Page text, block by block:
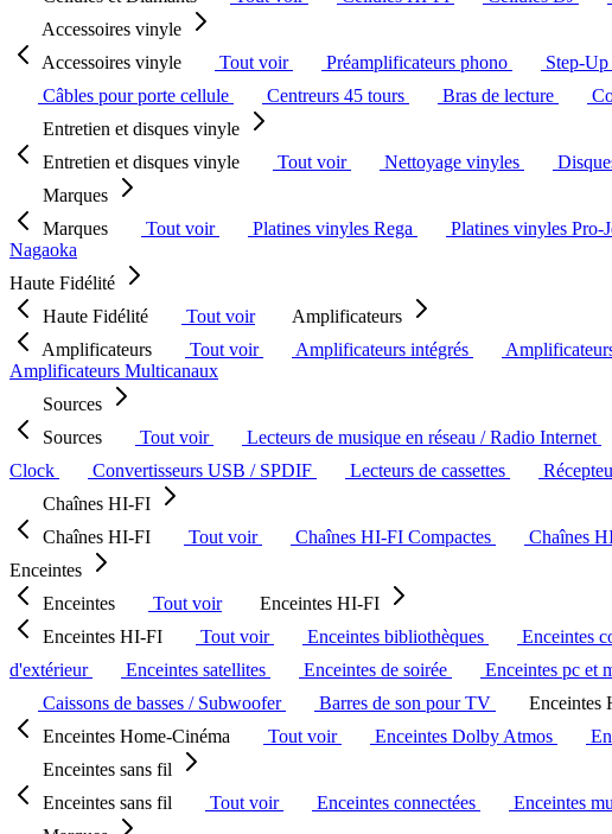
Accessoires vinyle
Accessoires vinyle
Tout voir Préamplificateurs phono Step-
Câbles pour porte cellule
Centreurs 45 tours Bras de lecture
Entretien et disques vinyle
Entretien et disques vinyle
Tout voir Nettoyage vinyles
Marques
Marques
Tout voir Platines vinyles Rega Platines vinyles Pro-
Nagaoka
Haute Fidélité
Haute Fidélité
Tout voir
Amplificateurs
Amplificateurs
Tout voir Amplificateurs intégrés
Amplificateurs Multicanaux
Sources
Sources
Tout voir Lecteurs de musique en réseau / Radio Internet
Clock
Convertisseurs USB / SPDIF Lecteurs de cassettes
Chaînes HI-FI
Chaînes HI-FI
Tout voir Chaînes HI-FI Compactes Chaînes
Enceintes
Enceintes
Tout voir
Enceintes HI-FI
Enceintes HI-FI
Tout voir Enceintes bibliothèques Enceintes
d'extérieur
Enceintes satellites Enceintes de soirée
Enceintes pc et
Caissons de basses / Subwoofer
Barres de son pour TV
Enceintes
Enceintes Home-Cinéma
Tout voir Enceintes Dolby Atmos
Enceintes sans fil
Enceintes sans fil
Tout voir Enceintes connectées Enceintes